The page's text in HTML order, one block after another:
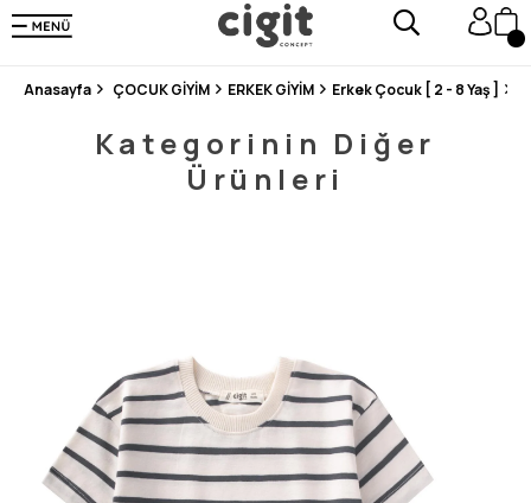
250.000'DEN FAZLA DEĞERLENDİRMEDE 5 ÜZERİNDEN 4.8 PUAN ALDI ⭐⭐⭐⭐⭐
3 MİLYONDAN FAZLA MUTLU MÜŞTERİ ❤️ 10 MİLYON ÜRÜN
Anasayfa ÇOCUK GİYİM ERKEK GİYİM Erkek Çocuk [ 2 - 8 Yaş ]
Kategorinin Diğer
Ürünleri